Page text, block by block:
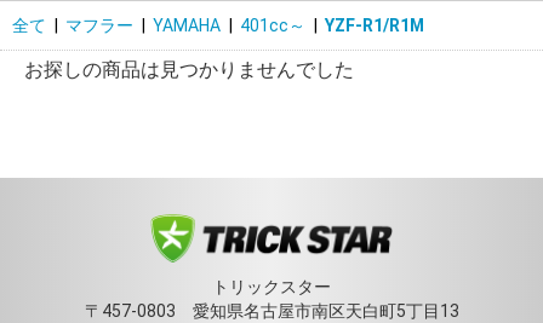
全て マフラー YAMAHA 401cc～ YZF-R1/R1M
お探しの商品は見つかりませんでした
トリックスター
〒457-0803 愛知県名古屋市南区天白町5丁目13